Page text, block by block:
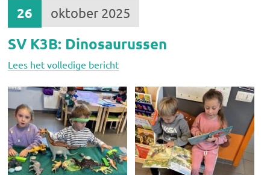
26 oktober 2025
SV K3B: Dinosaurussen
Lees het volledige bericht